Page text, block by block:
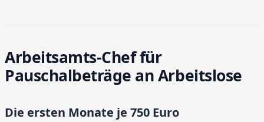
Arbeitsamts-Chef für
Pauschalbeträge an Arbeitslose
Die ersten Monate je 750 Euro